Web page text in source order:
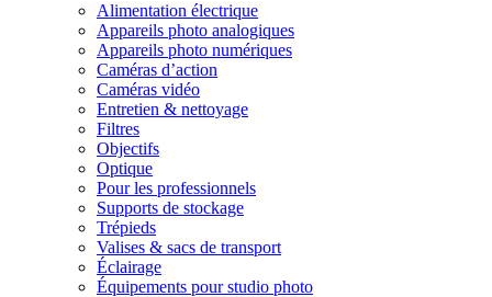
Alimentation électrique
Appareils photo analogiques
Appareils photo numériques
Caméras d’action
Caméras vidéo
Entretien & nettoyage
Filtres
Objectifs
Optique
Pour les professionnels
Supports de stockage
Trépieds
Valises & sacs de transport
Éclairage
Équipements pour studio photo